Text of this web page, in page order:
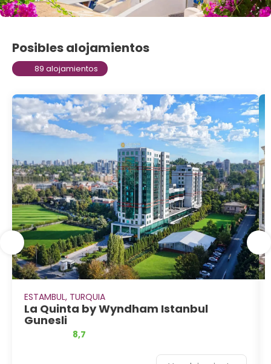
Posibles alojamientos
89 alojamientos
ESTAMBUL, TURQUIA
La Quinta by Wyndham Istanbul
Gunesli
8,7